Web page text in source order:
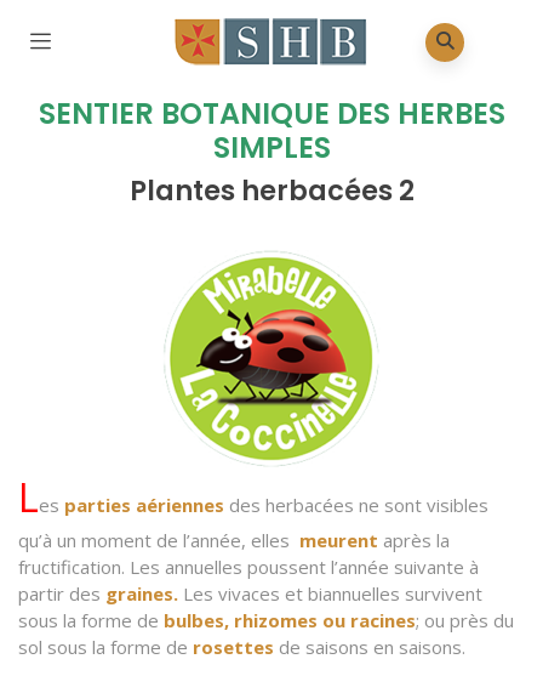
SENTIER BOTANIQUE DES HERBES
SIMPLES
Plantes herbacées 2
Les parties aériennes des herbacées ne sont visibles
qu’à un moment de l’année, elles meurent après la
fructification. Les annuelles poussent l’année suivante à
partir des graines. Les vivaces et biannuelles survivent
sous la forme de bulbes, rhizomes ou racines; ou près du
sol sous la forme de rosettes de saisons en saisons.